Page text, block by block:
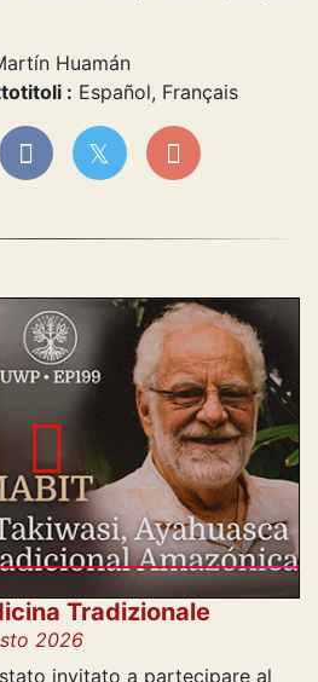
Huamán
: Español, Français
Tradizionale
2026
invitato a partecipare al